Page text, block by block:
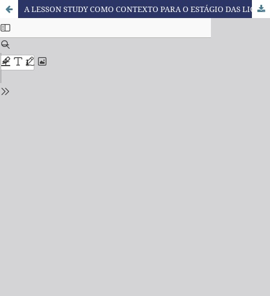
A LESSON STUDY COMO CONTEXTO PARA O ESTÁGIO DAS LICENCIATURAS EM MATEMÁTICA: POR QUE UTILIZÁ-LA?